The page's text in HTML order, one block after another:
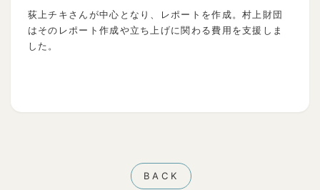
荻上チキさんが中心となり、レポートを作成。村上財団
はそのレポート作成や立ち上げに関わる費用を支援しま
した。
BACK